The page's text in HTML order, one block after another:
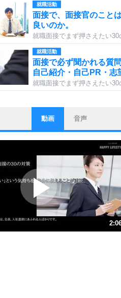
就職活動
面接で、面接官のこと
良いのか。
就職面接でまず押さえたい30
就職活動
面接で必ず聞かれる質問
自己紹介・自己PR・志
就職面接でまず押さえたい30
ストレス対策
他人と比べない。
いっそのこと、他人を見
ポジティブになれない
しないから。
ポジティブ思考になる30の方
ストレス対策
動画 音声